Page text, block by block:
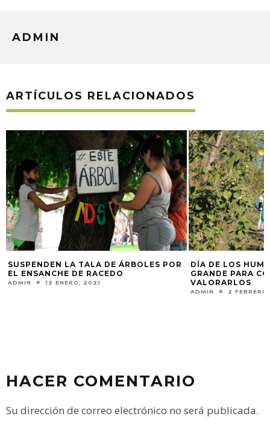
ADMIN
ARTÍCULOS RELACIONADOS
SUSPENDEN LA TALA DE ÁRBOLES POR
EL ENSANCHE DE RACEDO
ADMIN 12 ENERO, 2021
DÍA DE LOS
GRANDE PARA
VALORARLOS
ADMIN 2
HACER COMENTARIO
Su dirección de correo electrónico no será publicada.